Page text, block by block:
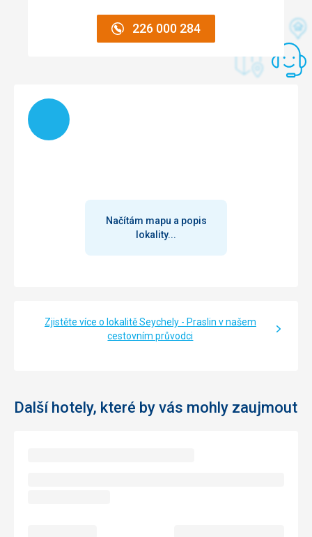
Personál je velmi zdvořilý, vyhoví všem požadavkům a
organizuje fakultativní výlety.
Tato recenze byla přeložena automaticky přes Google
226 000 284
Načítám
Načítám mapu a popis
lokality...
Zjistěte více o lokalitě Seychely - Praslin v našem
cestovním průvodci
Další hotely, které by vás mohly zaujmout